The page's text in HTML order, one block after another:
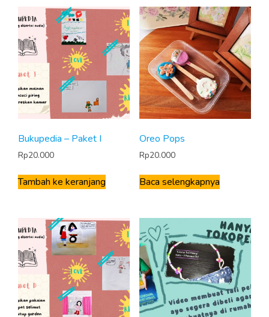
Bukupedia – Paket I
Rp20.000
Tambah ke keranjang
Oreo Pops
Rp20.000
Baca selengkapnya